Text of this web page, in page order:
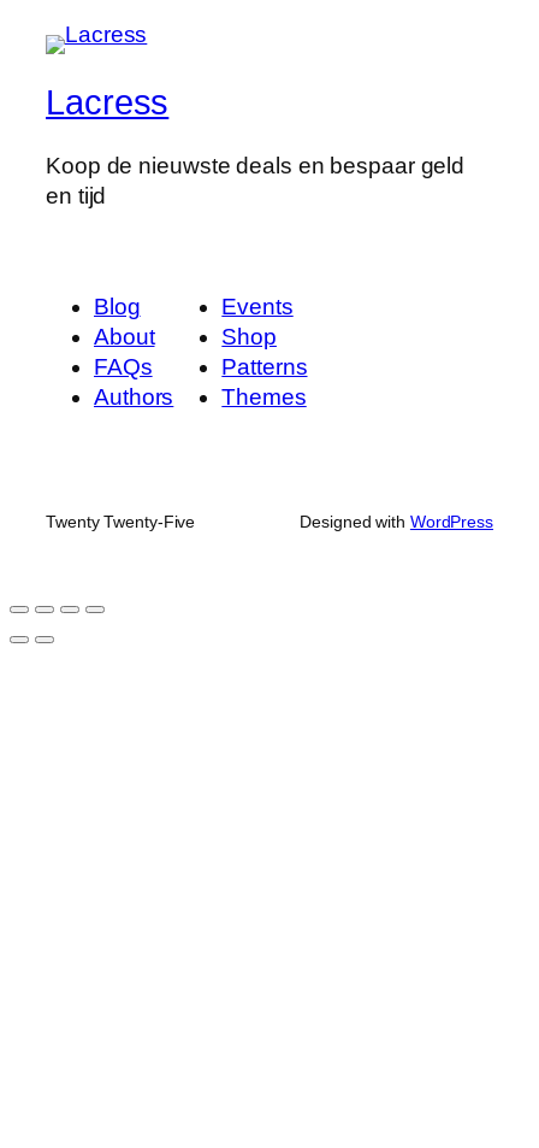
Lacress
Koop de nieuwste deals en bespaar geld
en tijd
Blog
About
FAQs
Authors
Events
Shop
Patterns
Themes
Twenty Twenty-Five Designed with WordPress